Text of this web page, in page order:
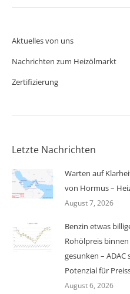
Aktuelles von uns
Nachrichten zum Heizölmarkt
Zertifizierung
Letzte Nachrichten
Warten auf
von Hormus –
August 7, 2026
Benzin etwas
Rohölpreis
gesunken –
Potenzial für
August 6, 2026